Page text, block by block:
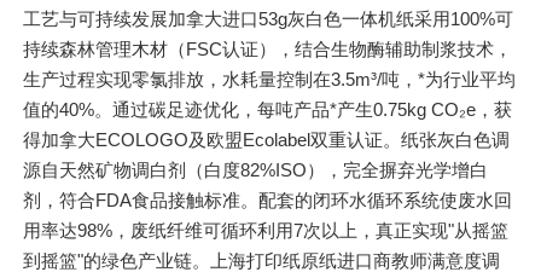
工艺与可持续发展加拿大进口53g灰白色一体机纸采用100%可
持续森林管理木材（FSC认证），结合生物酶辅助制浆技术，
生产过程实现零氯排放，水耗量控制在3.5m³/吨，*为行业平均
值的40%。通过碳足迹优化，每吨产品*产生0.75kg CO₂e，获
得加拿大ECOLOGO及欧盟Ecolabel双重认证。纸张灰白色调
源自天然矿物调白剂（白度82%ISO），完全摒弃光学增白
剂，符合FDA食品接触标准。配套的闭环水循环系统使废水回
用率达98%，废纸纤维可循环利用7次以上，真正实现"从摇篮
到摇篮"的绿色产业链。上海打印纸原纸进口商教师满意度调